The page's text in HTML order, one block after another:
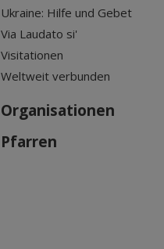
Ukraine: Hilfe und Gebet
Via Laudato si'
Visitationen
Weltweit verbunden
Organisationen
Pfarren